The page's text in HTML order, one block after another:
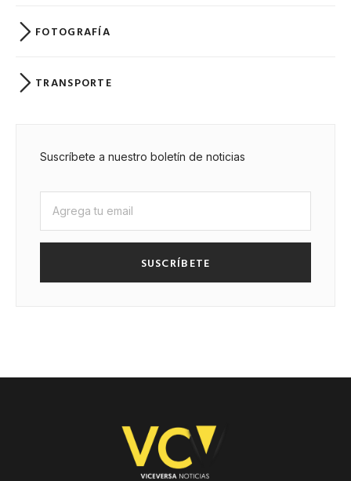
FOTOGRAFÍA
TRANSPORTE
Suscríbete a nuestro boletín de noticias
SUSCRÍBETE